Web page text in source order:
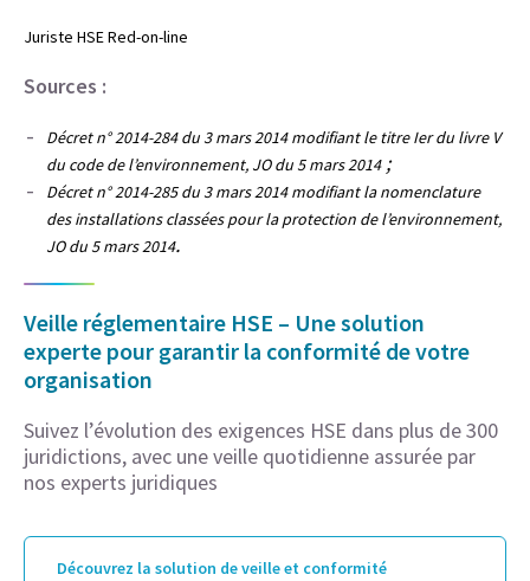
Juriste HSE Red-on-line
Sources :
Décret n° 2014-284 du 3 mars 2014 modifiant le titre Ier du livre V
du code de l’environnement, JO du 5 mars 2014;
Décret n° 2014-285 du 3 mars 2014 modifiant la nomenclature
des installations classées pour la protection de l’environnement,
JO du 5 mars 2014.
Veille réglementaire HSE – Une solution
experte pour garantir la conformité de votre
organisation
Suivez l’évolution des exigences HSE dans plus de 300
juridictions, avec une veille quotidienne assurée par
nos experts juridiques
Découvrez la solution de veille et conformité